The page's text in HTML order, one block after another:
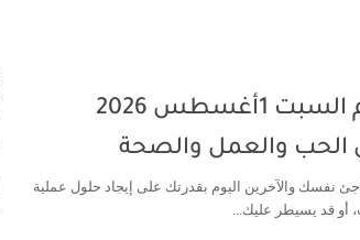
أبراج اليوم السبت 1أغسطس 2026
الحب والعمل والصحة
نفسك والآخرين اليوم بقدرتك على إيجاد حلول عملية
أو قد يسيطر عليك...